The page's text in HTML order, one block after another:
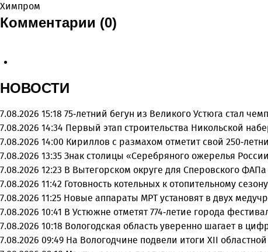
Химпром
Комментарии (0)
НОВОСТИ
7.08.2026 15:18 75-летний бегун из Великого Устюга стал
7.08.2026 14:34 Первый этап строительства Никольской
7.08.2026 14:00 Кириллов с размахом отметит свой 250-
7.08.2026 13:35 Знак столицы «Серебряного ожерелья
7.08.2026 12:23 В Вытегорском округе для Сперовского
7.08.2026 11:42 Готовность котельных к отопительному
7.08.2026 11:25 Новые аппараты МРТ установят в двух
7.08.2026 10:41 В Устюжне отметят 774-летие города
7.08.2026 10:18 Вологодская область уверенно шагает в
7.08.2026 09:49 На Вологодчине подвели итоги XII